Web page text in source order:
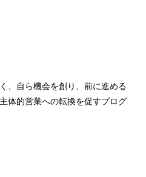
、自ら機会を創り、前に進める
体的営業への転換を促すプログ